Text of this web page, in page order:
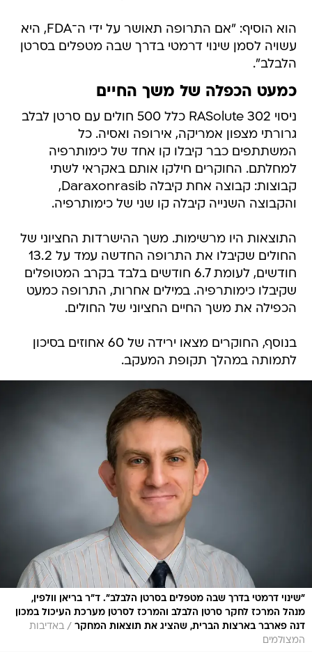
הוא הוסיף: "אם התרופה תאושר על ידי ה־FDA, היא
עשויה לסמן שינוי דרמטי בדרך שבה מטפלים בסרטן
הלבלב".
כמעט הכפלה של משך החיים
ניסוי RASolute 302 כלל 500 חולים עם סרטן לבלב
גרורתי מצפון אמריקה, אירופה ואסיה. כל
המשתתפים כבר קיבלו קו אחד של כימותרפיה
למחלתם. החוקרים חילקו אותם באקראי לשתי
קבוצות: קבוצה אחת קיבלה Daraxonrasib,
והקבוצה השנייה קיבלה קו שני של כימותרפיה.
התוצאות היו מרשימות. משך ההישרדות החציוני של
החולים שקיבלו את התרופה החדשה עמד על 13.2
חודשים, לעומת 6.7 חודשים בלבד בקרב המטופלים
שקיבלו כימותרפיה. במילים אחרות, התרופה כמעט
הכפילה את משך החיים החציוני של החולים.
בנוסף, החוקרים מצאו ירידה של 60 אחוזים בסיכון
לתמותה במהלך תקופת המעקב.
"שינוי דרמטי בדרך שבה מטפלים בסרטן הלבלב". ד"ר בריאן וולפין,
מנהל המרכז לחקר סרטן הלבלב והמרכז לסרטן מערכת העיכול במכון
דנה פארבר בארצות הברית, שהציג את תוצאות המחקר / באדיבות
המצולמים